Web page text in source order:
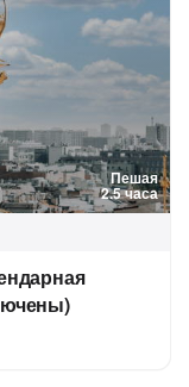
Пешая
2.5 часа